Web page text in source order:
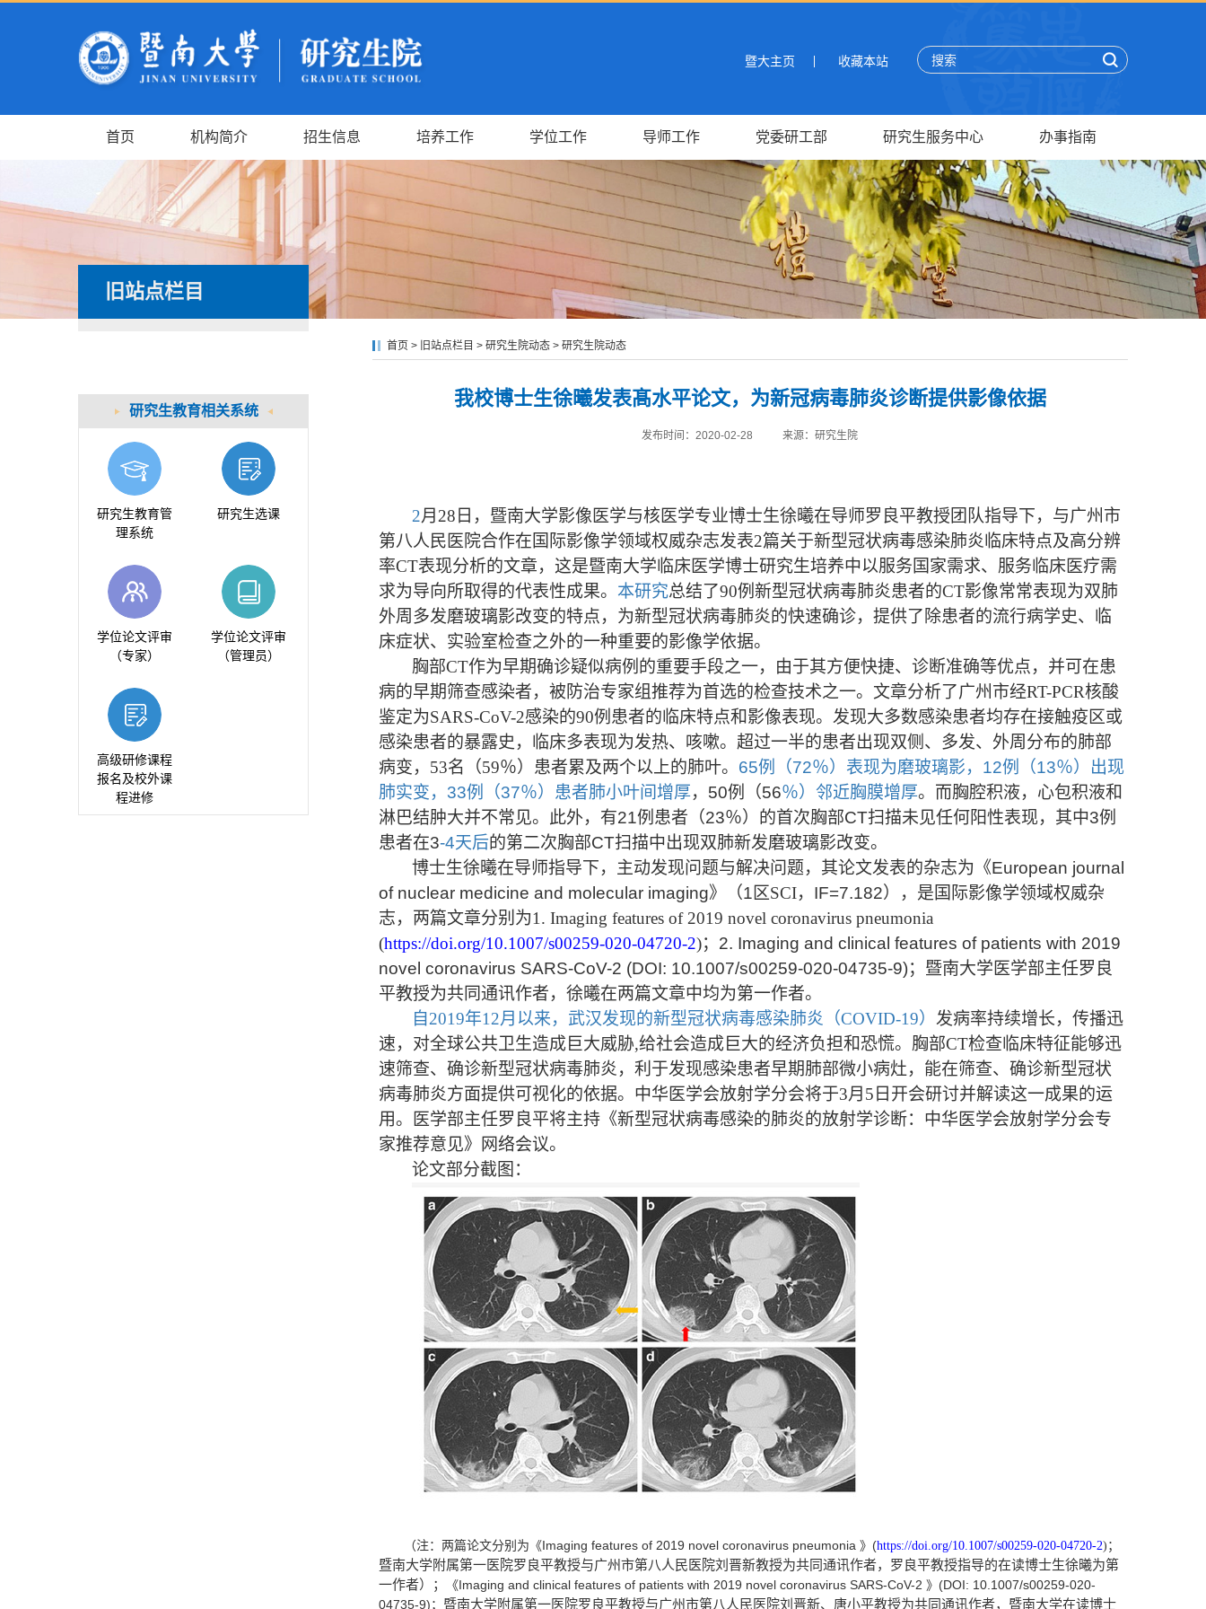
暨大主页 收藏本站
首页 机构简介 招生信息 培养工作 学位工作 导师工作 党委研工部 研究生服务中心 办事指南
旧站点栏目
研究生教育相关系统
研究生教育管
理系统
研究生选课
学位论文评审
（专家）
学位论文评审
（管理员）
高级研修课程
报名及校外课
程进修
首页 > 旧站点栏目 > 研究生院动态> 研究生院动态
我校博士生徐曦发表髙水平论文，为新冠病毒肺炎诊断提供影像依据
发布时间：2020-02-28 来源：研究生院
2月 28 日，暨南大学影像医学与核医学专业博士生徐曦在导师罗良平教授团队指导下，与广州市
第八人民医院合作在国际影像学领域权威杂志发表2篇关于新型冠状病毒感染肺炎临床特点及高分辨
率CT表现分析的文章， 这是暨南大学临床医学博士研究生培养中以服务国家需求、服务临床医疗需
求为导向所取得的代表性成果。 本研究总结了90例新型冠状病毒肺炎患者的CT影像常常表现为双肺
外周多发磨玻璃影改变的特点，为新型冠状病毒肺炎的快速确诊，提供了除患者的流行病学史、临
床症状、实验室检查之外的一种重要的影像学依据。
胸部CT作为早期确诊疑似病例的重要手段之一，由于其方便快捷、诊断准确等优点，并可在患
病的早期筛查感染者，被防治专家组推荐为首选的检查技术之一。文章分析了广州市经RT-PCR核酸
鉴定为SARS-CoV-2感染的90例患者的临床特点和影像表现。发现大多数感染患者均存在接触疫区或
感染患者的暴露史，临床多表现为发热、咳嗽。超过一半的患者出现双侧、多发、外周分布的肺部
病变，53名（59％）患者累及两个以上的肺叶。 65例（72％）表现为磨玻璃影，12例（13％）出现
肺实变，33例（37％）患者肺小叶间增厚，50例（56％）邻近胸膜增厚。而胸腔积液，心包积液和
淋巴结肿大并不常见。此外，有21例患者（23％）的首次胸部CT扫描未见任何阳性表现，其中3例
患者在3-4天后的第二次胸部CT扫描中出现双肺新发磨玻璃影改变。
博士生徐曦在导师指导下，主动发现问题与解决问题，其论文发表的杂志为 《European journal
of nuclear medicine and molecular imaging》（1 区SCI， IF=7.182），是 国际影像学领域权威杂
志，两篇文章分别为1. Imaging features of 2019 novel coronavirus pneumonia
(https://doi.org/10.1007/s00259-020-04720-2)； 2. Imaging and clinical features of patients with 2019
novel coronavirus SARS-CoV-2 (DOI: 10.1007/s00259-020-04735-9)； 暨南大学医学部主任罗良
平教授为共同通讯作者，徐曦在两篇文章中均为第一作者。
自2019年12月以来，武汉发现的新型冠状病毒感染肺炎（COVID-19） 发病率持续增长，传播迅
速，对全球公共卫生造成巨大威胁,给社会造成巨大的经济负担和恐慌。胸部CT检查临床特征能够迅
速筛查、确诊新型冠状病毒肺炎，利于发现感染患者早期肺部微小病灶，能在筛查、确诊新型冠状
病毒肺炎方面提供可视化的依据。 中华医学会放射学分会将于3月5日开会研讨并解读这一成果的运
用。医学部主任罗良平将主持《新型冠状病毒感染的肺炎的放射学诊断：中华医学会放射学分会专
家推荐意见》网络会议。
论文部分截图：
（注： 两篇论文分别为 《Imaging features of 2019 novel coronavirus pneumonia 》 (https://doi.org/10.1007/s00259-020-04720-2) ；
暨南大学附属第一医院罗良平教授与广州市第八人民医院刘晋新教授为共同通讯作者，罗良平教授指导的在读博士生徐曦为第
一作者）；
《Imaging and clinical features of patients with 2019 novel coronavirus SARS-CoV-2 》 (DOI: 10.1007/s00259-020-
04735-9) ； 暨南大学附属第一医院罗良平教授与广州市第八人民医院刘晋新、唐小平教授为共同通讯作者，暨南大学在读博士